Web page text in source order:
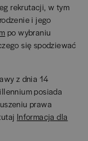
rekrutacji, w tym
i jego
po wybraniu
się spodziewać
z dnia 14
posiada
prawa
Informacja dla